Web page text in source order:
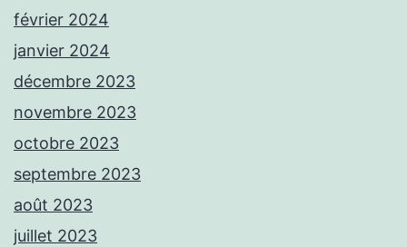
février 2024
janvier 2024
décembre 2023
novembre 2023
octobre 2023
septembre 2023
août 2023
juillet 2023